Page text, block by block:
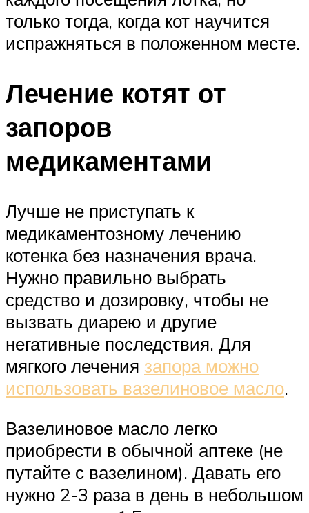
только тогда, когда кот научится
испражняться в положенном месте.
Лечение котят от
запоров
медикаментами
Лучше не приступать к
медикаментозному лечению
котенка без назначения врача.
Нужно правильно выбрать
средство и дозировку, чтобы не
вызвать диарею и другие
негативные последствия. Для
мягкого лечения запора можно
использовать вазелиновое масло.
Вазелиновое масло легко
приобрести в обычной аптеке (не
путайте с вазелином). Давать его
нужно 2-3 раза в день в небольшом